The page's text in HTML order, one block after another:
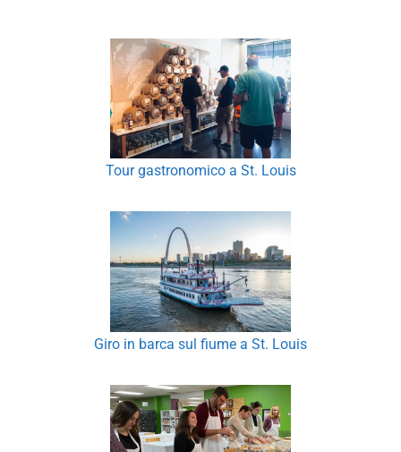
Tour gastronomico a St. Louis
Giro in barca sul fiume a St. Louis